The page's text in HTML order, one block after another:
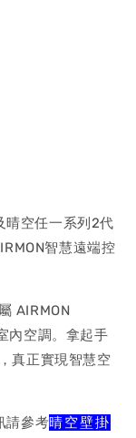
晴空任一系列2代
智慧遠端控
AIRMON
內空調。拿起手
真正實現智慧空
請參考晴空壁掛